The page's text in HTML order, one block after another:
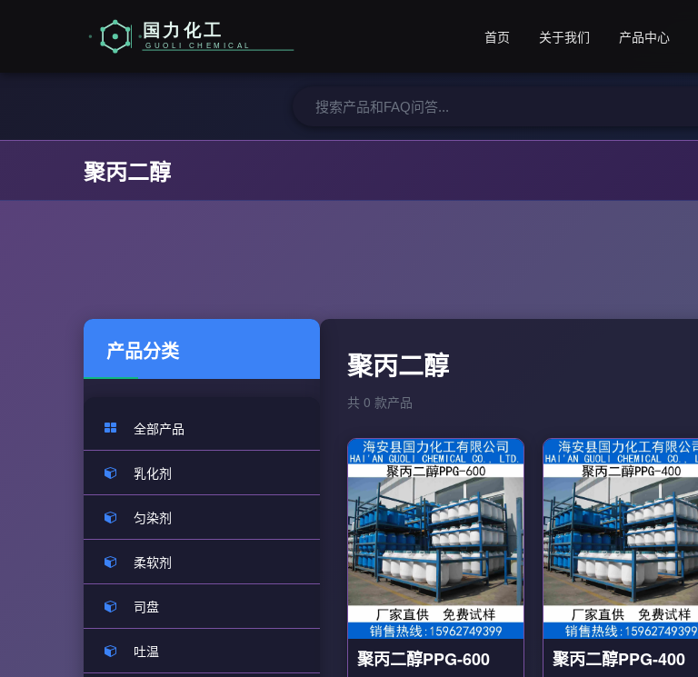
首页 关于我们 产品中心
聚丙二醇
产品分类
全部产品
乳化剂
匀染剂
柔软剂
司盘
吐温
聚丙二醇
共 0 款产品
聚丙二醇PPG-600 聚丙二醇PPG-400